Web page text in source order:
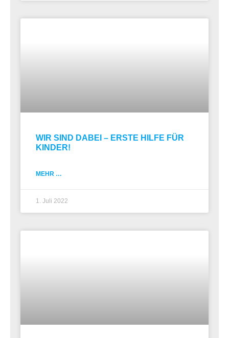
WIR SIND DABEI – ERSTE HILFE FÜR
KINDER!
MEHR …
1. Juli 2022